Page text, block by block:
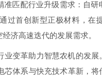
匹配行业升级需求：自研
过首创新型正极材料，在
济高速迭代的发展需求。
变革助力智慧农机的发展
体系与快充技术革新，